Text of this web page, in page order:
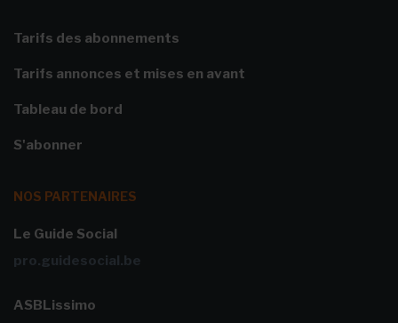
Tarifs des abonnements
Tarifs annonces et mises en avant
Tableau de bord
S'abonner
NOS PARTENAIRES
Le Guide Social
pro.guidesocial.be
ASBLissimo